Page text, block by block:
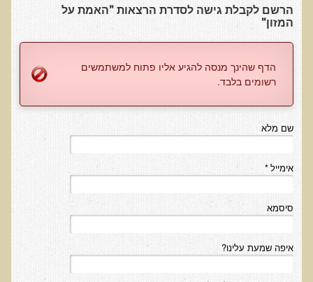
מידע מקצועי לרופאים ומטפלים על בדיקת ה-AMAS
ספרות מדעית - בדיקת AMAS
בדיקת AMAS - מידע למטופל
בדיקת שיער לאיתור מחסור במינרלים
בדיקות גנטיות
בדיקות לאבחון מחסורים וסיכונים
בדיקת דם קליפורד לרגישויות לחומרים דנטאליים
בדיקות לקזיאו-מורפינים וגלוטיאו-מורפינים
הרשם לקבלת גישה לסדרת הרצאות "האמת על
המזון"
הדף שהינך מנסה להגיע אליו פתוח למשתמשים
רשומים בלבד.
שם מלא
אימייל*
סיסמא
איפה שמעת עלינו?